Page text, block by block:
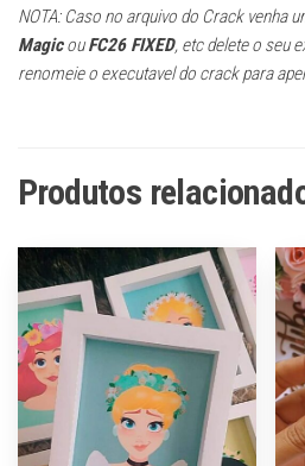
NOTA: Caso no arquivo do Crack venha
MagicouFC26 FIXED, etc delete o seu
renomeie o executavel do crack para
Produtos